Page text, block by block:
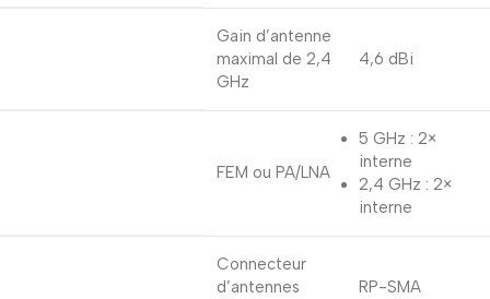
Gain d’antenne
maximal de 2,4
GHz
4,6 dBi
FEM ou PA/LNA
5 GHz : 2×
interne
2,4 GHz : 2×
interne
Connecteur
d’antennes
RP-SMA